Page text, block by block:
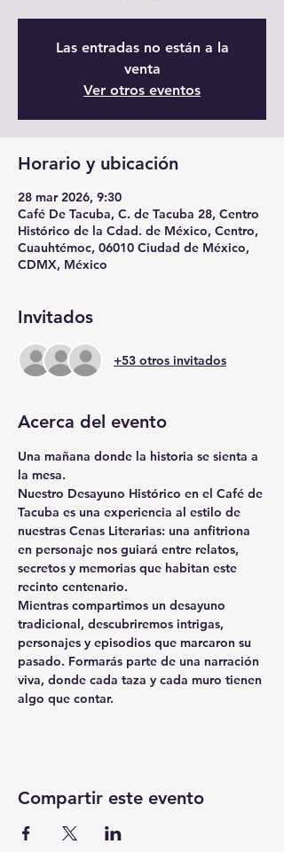
Las entradas no están a la
venta
Ver otros eventos
Horario y ubicación
28 mar 2026, 9:30
Café De Tacuba, C. de Tacuba 28, Centro
Histórico de la Cdad. de México, Centro,
Cuauhtémoc, 06010 Ciudad de México,
CDMX, México
Invitados
+53 otros invitados
Acerca del evento
Una mañana donde la historia se sienta a
la mesa.
Nuestro Desayuno Histórico en el Café de
Tacuba es una experiencia al estilo de
nuestras Cenas Literarias: una anfitriona
en personaje nos guiará entre relatos,
secretos y memorias que habitan este
recinto centenario.
Mientras compartimos un desayuno
tradicional, descubriremos intrigas,
personajes y episodios que marcaron su
pasado. Formarás parte de una narración
viva, donde cada taza y cada muro tienen
algo que contar.
Compartir este evento